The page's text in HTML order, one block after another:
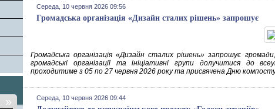
»
Середа, 10 червня 2026 09:56
Громадська організація «Дизайн сталих рішень» запрошує
Громадська організація «Дизайн сталих рішень» запрошує
громадські організації та ініціативні групи долучитися до
проходитиме з 05 по 27 червня 2026 року та присвячена Дню
Середа, 10 червня 2026 09:44